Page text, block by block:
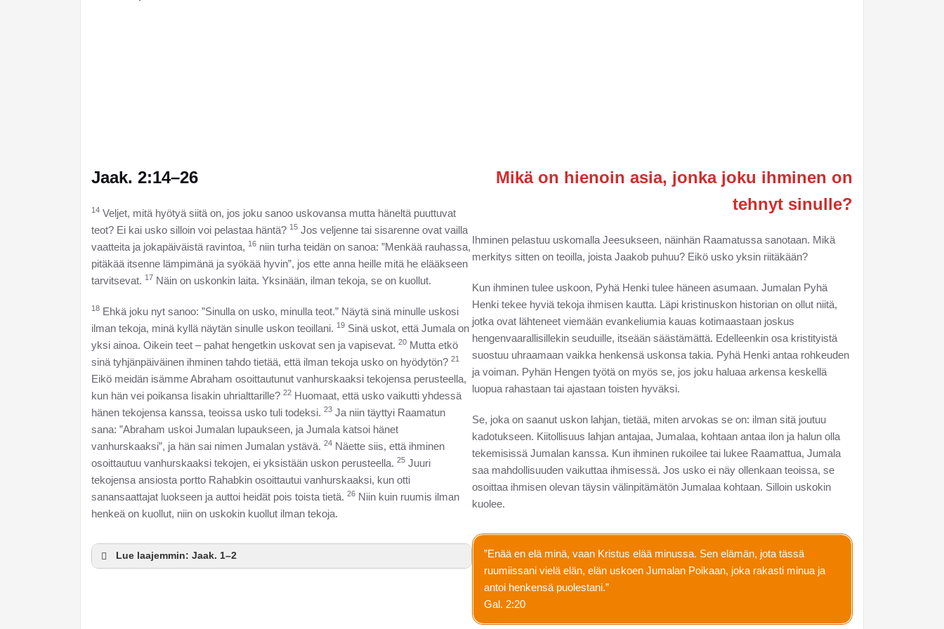
Jaak. 2:14–26
14 Veljet, mitä hyötyä siitä on, jos joku sanoo uskovansa mutta häneltä puuttuvat
teot? Ei kai usko silloin voi pelastaa häntä? 15 Jos veljenne tai sisarenne ovat vailla
vaatteita ja jokapäiväistä ravintoa, 16 niin turha teidän on sanoa: ”Menkää rauhassa,
pitäkää itsenne lämpimänä ja syökää hyvin”, jos ette anna heille mitä he elääkseen
tarvitsevat. 17 Näin on uskonkin laita. Yksinään, ilman tekoja, se on kuollut.
18 Ehkä joku nyt sanoo: ”Sinulla on usko, minulla teot.” Näytä sinä minulle uskosi
ilman tekoja, minä kyllä näytän sinulle uskon teoillani. 19 Sinä uskot, että Jumala on
yksi ainoa. Oikein teet – pahat hengetkin uskovat sen ja vapisevat. 20 Mutta etkö
sinä tyhjänpäiväinen ihminen tahdo tietää, että ilman tekoja usko on hyödytön? 21
Eikö meidän isämme Abraham osoittautunut vanhurskaaksi tekojensa perusteella,
kun hän vei poikansa Iisakin uhrialttarille? 22 Huomaat, että usko vaikutti yhdessä
hänen tekojensa kanssa, teoissa usko tuli todeksi. 23 Ja niin täyttyi Raamatun
sana: ”Abraham uskoi Jumalan lupaukseen, ja Jumala katsoi hänet
vanhurskaaksi”, ja hän sai nimen Jumalan ystävä. 24 Näette siis, että ihminen
osoittautuu vanhurskaaksi tekojen, ei yksistään uskon perusteella. 25 Juuri
tekojensa ansiosta portto Rahabkin osoittautui vanhurskaaksi, kun otti
sanansaattajat luokseen ja auttoi heidät pois toista tietä. 26 Niin kuin ruumis ilman
henkeä on kuollut, niin on uskokin kuollut ilman tekoja.
Lue laajemmin: Jaak. 1–2
Mikä on hienoin asia, jonka joku ihminen on
tehnyt sinulle?
Ihminen pelastuu uskomalla Jeesukseen, näinhän Raamatussa sanotaan. Mikä
merkitys sitten on teoilla, joista Jaakob puhuu? Eikö usko yksin riitäkään?
Kun ihminen tulee uskoon, Pyhä Henki tulee häneen asumaan. Jumalan Pyhä
Henki tekee hyviä tekoja ihmisen kautta. Läpi kristinuskon historian on ollut niitä,
jotka ovat lähteneet viemään evankeliumia kauas kotimaastaan joskus
hengenvaarallisillekin seuduille, itseään säästämättä. Edelleenkin osa kristityistä
suostuu uhraamaan vaikka henkensä uskonsa takia. Pyhä Henki antaa rohkeuden
ja voiman. Pyhän Hengen työtä on myös se, jos joku haluaa arkensa keskellä
luopua rahastaan tai ajastaan toisten hyväksi.
Se, joka on saanut uskon lahjan, tietää, miten arvokas se on: ilman sitä joutuu
kadotukseen. Kiitollisuus lahjan antajaa, Jumalaa, kohtaan antaa ilon ja halun olla
tekemisissä Jumalan kanssa. Kun ihminen rukoilee tai lukee Raamattua, Jumala
saa mahdollisuuden vaikuttaa ihmisessä. Jos usko ei näy ollenkaan teoissa, se
osoittaa ihmisen olevan täysin välinpitämätön Jumalaa kohtaan. Silloin uskokin
kuolee.
”Enää en elä minä, vaan Kristus elää minussa. Sen elämän, jota tässä
ruumiissani vielä elän, elän uskoen Jumalan Poikaan, joka rakasti minua ja
antoi henkensä puolestani.”
Gal. 2:20